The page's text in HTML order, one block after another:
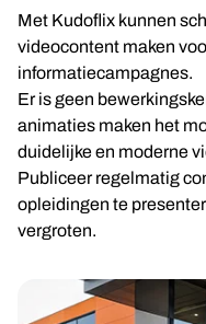
Met Kudoflix kunnen
videocontent maken
informatiecampagnes.
Er is geen
animaties maken het
duidelijke en moderne
Publiceer regelmatig
opleidingen te
vergroten.